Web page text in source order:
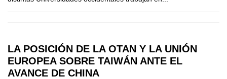
LA POSICIÓN DE LA OTAN Y LA UNIÓN
EUROPEA SOBRE TAIWÁN ANTE EL
AVANCE DE CHINA